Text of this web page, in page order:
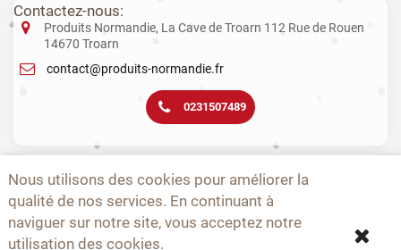
Contactez-nous:
Produits Normandie, La Cave de Troarn 112 Rue de Rouen
14670 Troarn
contact@produits-normandie.fr
0231507489
Nous utilisons des cookies pour améliorer la
qualité de nos services. En continuant à
naviguer sur notre site, vous acceptez notre
utilisation des cookies.
pour la santé. La consommation de boissons alcoolisées pendant la
grossesse, même en faible quantité, peut avoir des conséquences
graves sur la santé de l’enfant.